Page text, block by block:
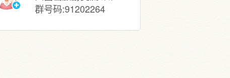
群号码:91202264